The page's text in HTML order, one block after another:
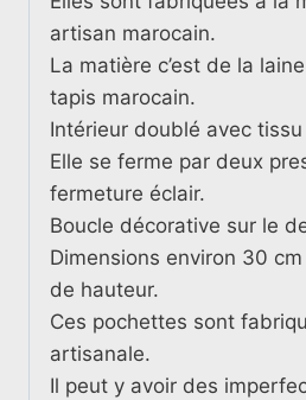
boucle
cactus
Vert
artisan marocain.
La matière c’est de la
tapis marocain.
Intérieur doublé avec
Elle se ferme par deux
fermeture éclair.
Boucle décorative sur le
Dimensions environ 30
de hauteur.
Ces pochettes sont
artisanale.
Il peut y avoir des